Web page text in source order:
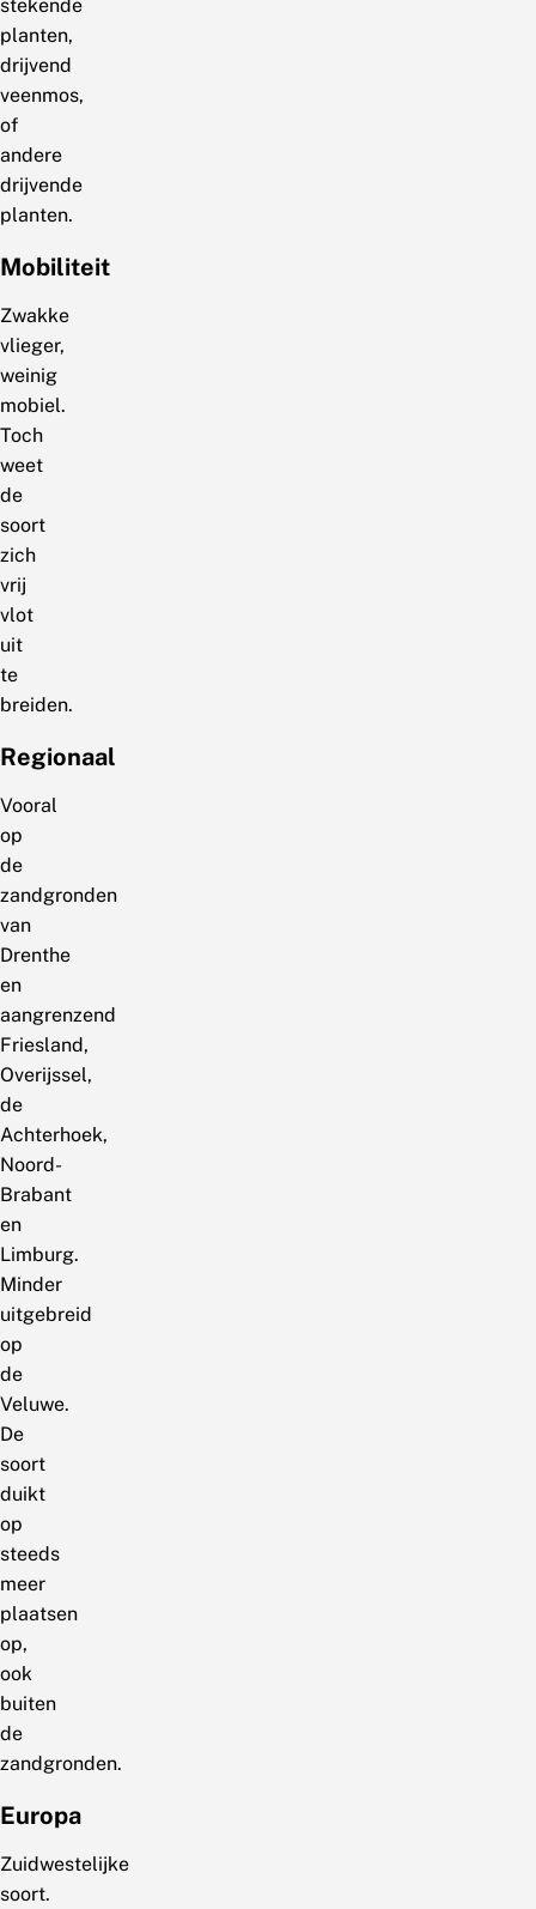
stekende
planten,
drijvend
veenmos,
of
andere
drijvende
planten.
Mobiliteit
Zwakke
vlieger,
weinig
mobiel.
Toch
weet
de
soort
zich
vrij
vlot
uit
te
breiden.
Regionaal
Vooral
op
de
zandgronden
van
Drenthe
en
aangrenzend
Friesland,
Overijssel,
de
Achterhoek,
Noord-
Brabant
en
Limburg.
Minder
uitgebreid
op
de
Veluwe.
De
soort
duikt
op
steeds
meer
plaatsen
op,
ook
buiten
de
zandgronden.
Europa
Zuidwestelijke
soort.